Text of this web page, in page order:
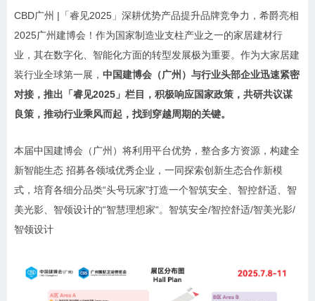
CBD广州 |「睿见2025」深耕优势产品提升品牌竞争力，希爵亮相
2025广州建博会！作为国家制造业支柱产业之一的家居建材行
业，其在数字化、智能化方面的转型发展极为重要。作为大家居建
装行业全球第一展， 中国建博会 （广州）与行业头部企业迅速紧密
对接，推出「睿见2025」栏目，积极响应国家政策，共研共议谋
良策，推动行业乘风而起，找到穿越周期的关键。
本届中国建博会（广州）将利用平台优势，整合多方资源，构建全
新智能生态 招募各领域优秀企业，一同探索创新生态合作新模
式，培育各细分品类“头号玩家”打造一个智筑安全、智控舒适、智
美光影、智领设计的“智慧理想家“。智筑安全/智控舒适/智美光影/
智领设计